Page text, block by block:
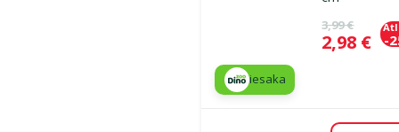
Oriģinālā
3,99 €
Cena
2,98 € -
iesaka